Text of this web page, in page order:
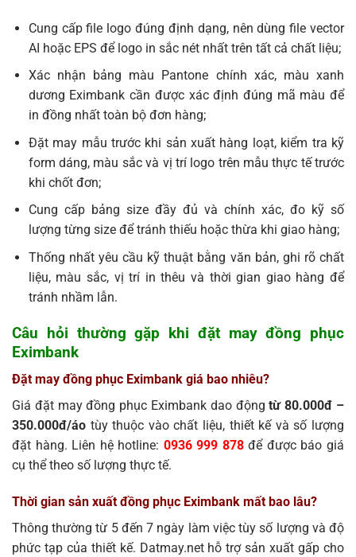
Cung cấp file logo đúng định dạng, nên dùng file vector
AI hoặc EPS để logo in sắc nét nhất trên tất cả chất liệu;
Xác nhận bảng màu Pantone chính xác, màu xanh
dương Eximbank cần được xác định đúng mã màu để
in đồng nhất toàn bộ đơn hàng;
Đặt may mẫu trước khi sản xuất hàng loạt, kiểm tra kỹ
form dáng, màu sắc và vị trí logo trên mẫu thực tế trước
khi chốt đơn;
Cung cấp bảng size đầy đủ và chính xác, đo kỹ số
lượng từng size để tránh thiếu hoặc thừa khi giao hàng;
Thống nhất yêu cầu kỹ thuật bằng văn bản, ghi rõ chất
liệu, màu sắc, vị trí in thêu và thời gian giao hàng để
tránh nhầm lẫn.
Câu hỏi thường gặp khi đặt may đồng phục
Eximbank
Đặt may đồng phục Eximbank giá bao nhiêu?
Giá đặt may đồng phục Eximbank dao động từ 80.000đ –
350.000đ/áo tùy thuộc vào chất liệu, thiết kế và số lượng
đặt hàng. Liên hệ hotline: 0936 999 878để được báo giá
cụ thể theo số lượng thực tế.
Thời gian sản xuất đồng phục Eximbank mất bao lâu?
Thông thường từ 5 đến 7 ngày làm việc tùy số lượng và độ
phức tạp của thiết kế. Datmay.net hỗ trợ sản xuất gấp cho